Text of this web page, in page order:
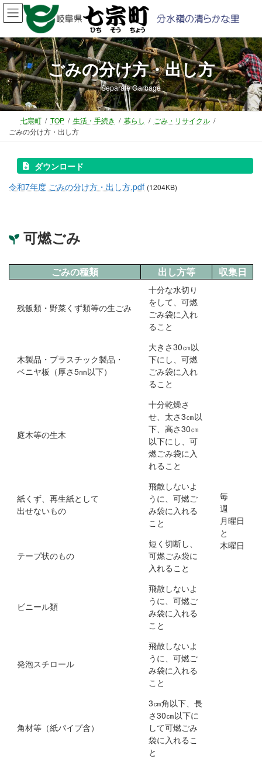
コ
ン
ン
ツ
へ
ス
キ
ッ
ナ
ビ
ー
シ
ョ
ン
に
移
ごみの分け方・出し方
Separate Garbage
七宗町 TOP 生活・手続き 暮らし
ごみ・リサイクル
ごみの分け方・出し方
ダウンロード
令和7年度 ごみの分け方・出し方.pdf (1204KB)
可燃ごみ
ごみの種類 出し方等 収集日
残飯類・野菜くず類等の生ごみ
十分な水切り
をして、可燃
ごみ袋に入れ
ること
毎
週
月曜日
と
木曜日
木製品・プラスチック製品・
ベニヤ板（厚さ5㎜以下）
大きさ30㎝以
下にし、可燃
ごみ袋に入れ
ること
庭木等の生木
十分乾燥さ
せ、太さ3㎝以
下、高さ30㎝
以下にし、可
燃ごみ袋に入
れること
紙くず、再生紙として
出せないもの
飛散しないよ
うに、可燃ご
み袋に入れる
こと
テープ状のもの
短く切断し、
可燃ごみ袋に
入れること
ビニール類
飛散しないよ
うに、可燃ご
み袋に入れる
こと
発泡スチロール
飛散しないよ
うに、可燃ご
み袋に入れる
こと
角材等（紙パイプ含）
3㎝角以下、長
さ30㎝以下に
して可燃ごみ
袋に入れるこ
と